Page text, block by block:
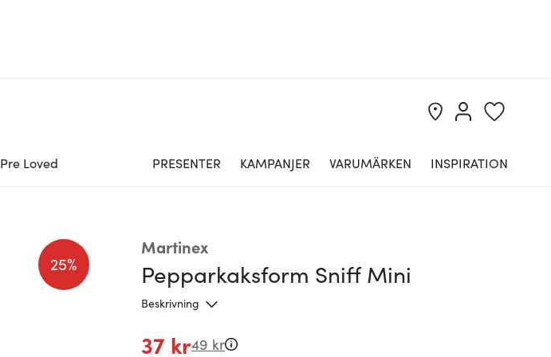
Pre Loved PRESENTER KAMPANJER VARUMÄRKEN INSPIRATION
Martinex
Pepparkaksform Sniff Mini
Beskrivning
25%
37 kr49 kr